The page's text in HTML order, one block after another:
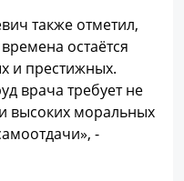
также отметил,
остаётся
и престижных.
врача требует не
высоких моральных
-